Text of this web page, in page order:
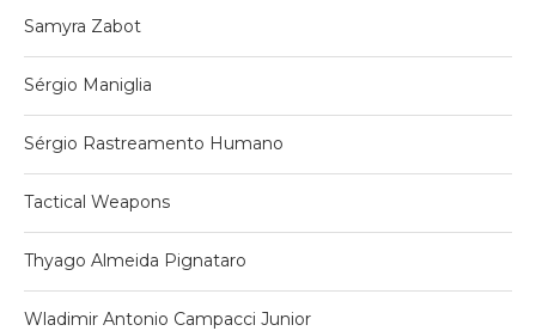
Samyra Zabot
Sérgio Maniglia
Sérgio Rastreamento Humano
Tactical Weapons
Thyago Almeida Pignataro
Wladimir Antonio Campacci Junior